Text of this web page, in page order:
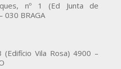
nº 1 (Ed Junta de
030 BRAGA
(Edifício Vila Rosa) 4900 –